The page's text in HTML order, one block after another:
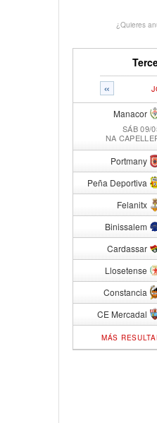
¿Quieres
«
Manacor
SÁB 09/
NA
Portmany
Peña Deportiva
Felanitx
Binissalem
Cardassar
Llosetense
Constancia
CE Mercadal
MÁS